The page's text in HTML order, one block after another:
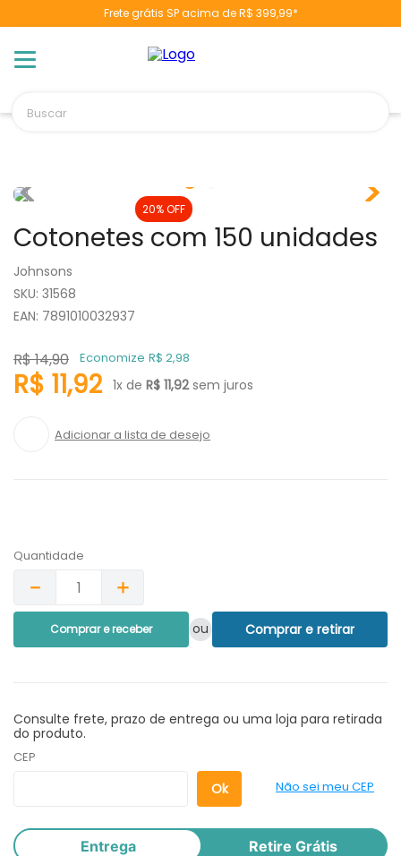
Frete grátis SP acima de R$ 399,99*
20%OFF
Cotonetes com 150 unidades
Johnsons
: 31568
EAN: 7891010032937
R$14,90 Economize R$ 2,98
R$ 11,92 1x de R$ 11,92sem juros
Quantidade
＋
－
Comprar e receber ou Comprar e retirar
Consulte frete, prazo de entrega ou uma loja para retirada
do produto.
CEP
Não sei meu CEP
Entrega Retire Grátis
TERMOS MAIS BUSCADOS
º
toalha banho
6º
7º
fralda
8º
poltrona
9º
cobertor manta